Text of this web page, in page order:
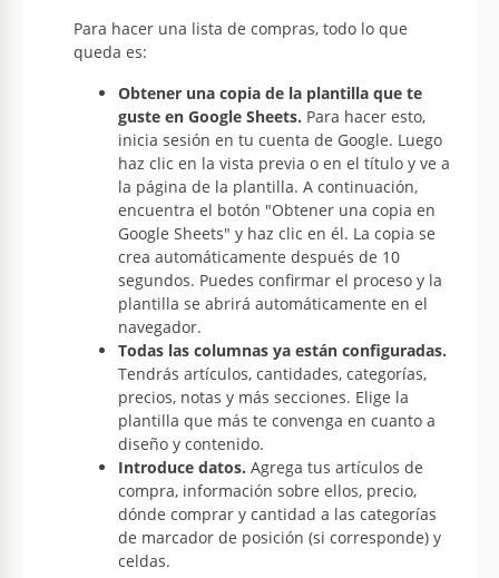
Para hacer una lista de compras, todo lo que
queda es:
Obtener una copia de la plantilla que te
guste en Google Sheets. Para hacer esto,
inicia sesión en tu cuenta de Google. Luego
haz clic en la vista previa o en el título y ve a
la página de la plantilla. A continuación,
encuentra el botón "Obtener una copia en
Google Sheets" y haz clic en él. La copia se
crea automáticamente después de 10
segundos. Puedes confirmar el proceso y la
plantilla se abrirá automáticamente en el
navegador.
Todas las columnas ya están configuradas.
Tendrás artículos, cantidades, categorías,
precios, notas y más secciones. Elige la
plantilla que más te convenga en cuanto a
diseño y contenido.
Introduce datos. Agrega tus artículos de
compra, información sobre ellos, precio,
dónde comprar y cantidad a las categorías
de marcador de posición (si corresponde) y
celdas.